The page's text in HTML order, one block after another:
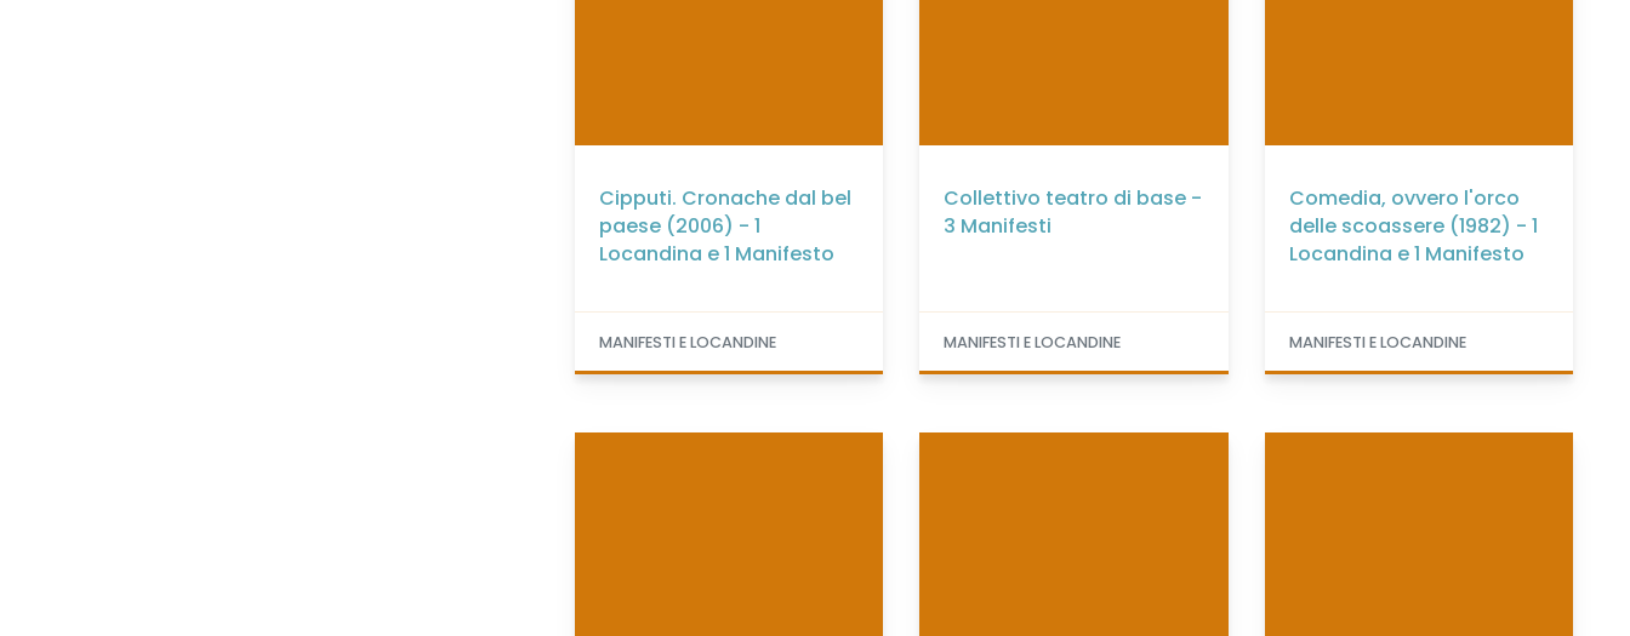
Cipputi. Cronache dal bel
paese (2006) - 1
Locandina e 1 Manifesto
MANIFESTI E LOCANDINE
Collettivo teatro di base -
3 Manifesti
MANIFESTI E LOCANDINE
Comedia, ovvero l'orco
delle scoassere (1982) - 1
Locandina e 1 Manifesto
MANIFESTI E LOCANDINE